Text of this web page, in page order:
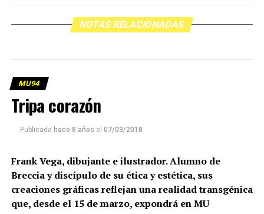
NOTAS RELACIONADAS
MU94
Tripa corazón
Publicada hace 8 años el 07/03/2018
Frank Vega, dibujante e ilustrador. Alumno de
Breccia y discípulo de su ética y estética, sus
creaciones gráficas reflejan una realidad transgénica
que, desde el 15 de marzo, expondrá en MU